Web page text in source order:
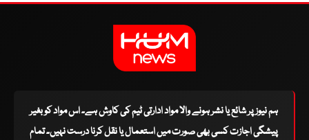
ہم نیوز پر شائع یا نشر ہونے والا مواد ادارتی ٹیم کی کاوش ہے۔ اس مواد کو بغیر
پیشگی اجازت کسی بھی صورت میں استعمال یا نقل کرنا درست نہیں۔ تمام